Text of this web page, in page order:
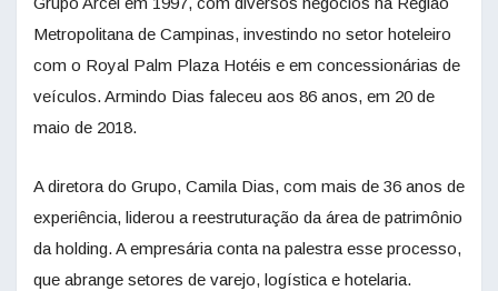
Metropolitana de Campinas, investindo no setor hoteleiro
com o Royal Palm Plaza Hotéis e em concessionárias de
veículos. Armindo Dias faleceu aos 86 anos, em 20 de
maio de 2018.
A diretora do Grupo, Camila Dias, com mais de 36 anos de
experiência, liderou a reestruturação da área de patrimônio
da holding. A empresária conta na palestra esse processo,
que abrange setores de varejo, logística e hotelaria.